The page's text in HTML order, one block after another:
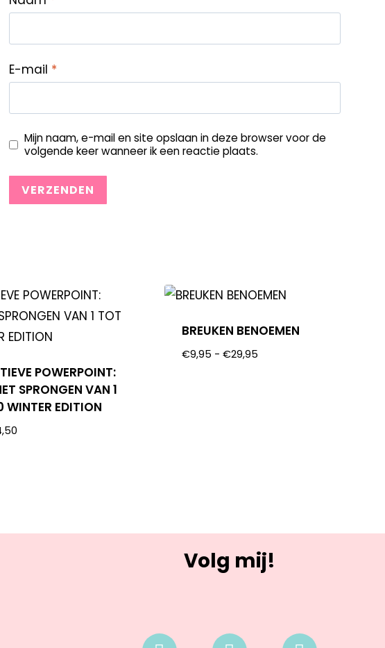
E-mail *
Mijn naam, e-mail en site opslaan in deze browser voor de
volgende keer wanneer ik een reactie plaats.
POWERPOINT:
SPRONGEN VAN 1
WINTER EDITION
BREUKEN BENOEMEN
€9,95 - €29,95
Volg mij!